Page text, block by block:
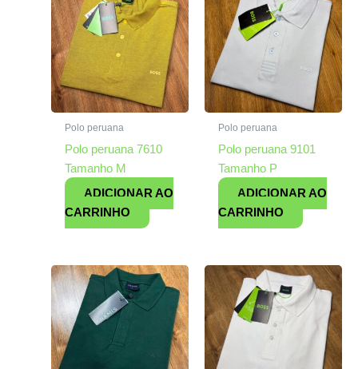
Polo peruana
Polo peruana 7610
Tamanho M
ADICIONAR AO
CARRINHO
Polo peruana
Polo peruana 9101
Tamanho P
ADICIONAR AO
CARRINHO